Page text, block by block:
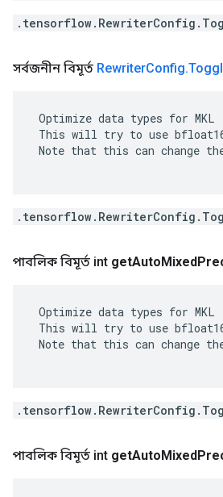
সর্বজনীন বিমূর্ত RewriterConfig.
Optimize data types for
This will try to use
Note that this can change
পাবলিক বিমূর্ত int getAutoMixed
Optimize data types for
This will try to use
Note that this can change
পাবলিক বিমূর্ত int getAutoMixed